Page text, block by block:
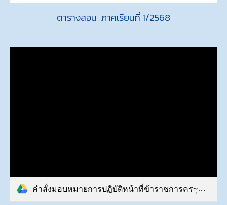
ตารางสอน ภาคเรียนที่1/2568
คำสั่งมอบหมายการปฏิบัติหน้าที่ข้าราชการคร~ุคลากรทางการศึกษา ภาคเรียนที่ 1 ปีการศึกษา 2568.pdf